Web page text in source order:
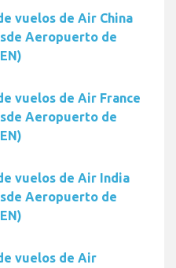
vuelos de Air China
Aeropuerto de
vuelos de Air France
Aeropuerto de
vuelos de Air India
Aeropuerto de
vuelos de Air